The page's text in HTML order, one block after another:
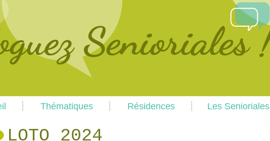
Thématiques Résidences Les Senioriales
LOTO 2024